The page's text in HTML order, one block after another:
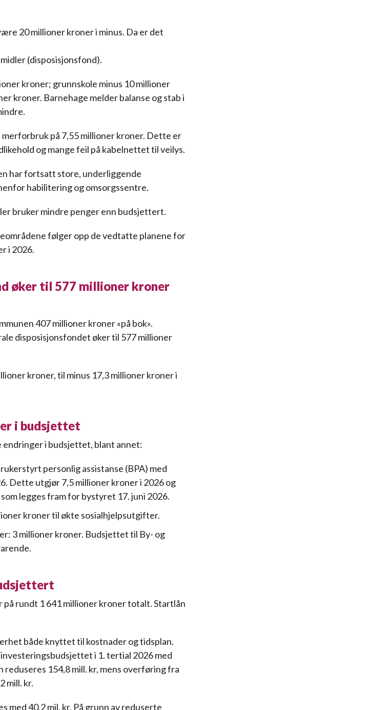
20 millioner kroner i minus. Da er det
(disposisjonsfond).
kroner; grunnskole minus 10 millioner
kroner. Barnehage melder balanse og stab i
på 7,55 millioner kroner. Dette er
og mange feil på kabelnettet til veilys.
har fortsatt store, underliggende
habilitering og omsorgssentre.
bruker mindre penger enn budsjettert.
følger opp de vedtatte planene for
i 2026.
øker til 577 millioner kroner
407 millioner kroner «på bok».
disposisjonsfondet øker til 577 millioner
kroner, til minus 17,3 millioner kroner i
i budsjettet
i budsjettet, blant annet:
personlig assistanse (BPA) med
Dette utgjør 7,5 millioner kroner i 2026 og
legges fram for bystyret 17. juni 2026.
kroner til økte sosialhjelpsutgifter.
3 millioner kroner. Budsjettet til By- og
rundt 1 641 millioner kroner totalt. Startlån
både knyttet til kostnader og tidsplan.
i 1. tertial 2026 med
reduseres 154,8 mill. kr, mens overføring fra
mill. kr.
40,2 mil. kr. På grunn av reduserte